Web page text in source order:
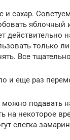
и сахар.
яблочный
действительно
только
Все
и еще раз
можно подавать
на некоторое
слегка